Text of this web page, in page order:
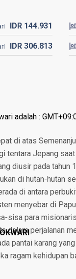
IDR 144.931
IDR 306.813
adalah :
di atas
tentara Jepang
diusir pada tahun
di hutan-hutan
di antara
menyebar di
sisa para
dalam perjalanan
pantai karang
ragam kehidupan